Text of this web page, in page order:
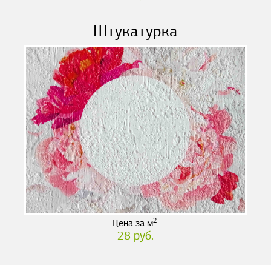
Штукатурка
Цена за м2:
28 руб.